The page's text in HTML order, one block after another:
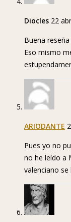
Diocles 22
Buena
Eso mismo
ARIODANTE
Pues yo no
no he leído a
valenciano se